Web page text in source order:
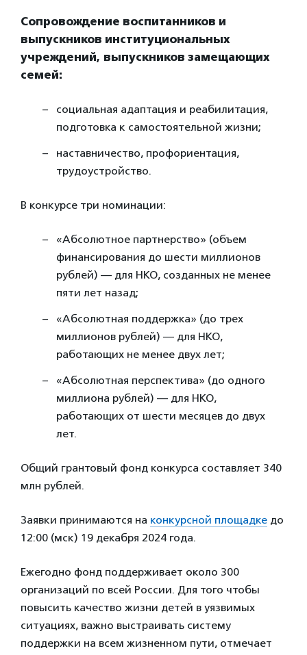
Сопровождение воспитанников и
выпускников институциональных
учреждений, выпускников замещающих
семей:
социальная адаптация и реабилитация,
подготовка к самостоятельной жизни;
наставничество, профориентация,
трудоустройство.
В конкурсе три номинации:
«Абсолютное партнерство» (объем
финансирования до шести миллионов
рублей) — для НКО, созданных не менее
пяти лет назад;
«Абсолютная поддержка» (до трех
миллионов рублей) — для НКО,
работающих не менее двух лет;
«Абсолютная перспектива» (до одного
миллиона рублей) — для НКО,
работающих от шести месяцев до двух
лет.
Общий грантовый фонд конкурса составляет 340
млн рублей.
Заявки принимаются на конкурсной площадке до
12:00 (мск) 19 декабря 2024 года.
Ежегодно фонд поддерживает около 300
организаций по всей России. Для того чтобы
повысить качество жизни детей в уязвимых
ситуациях, важно выстраивать систему
поддержки на всем жизненном пути, отмечает